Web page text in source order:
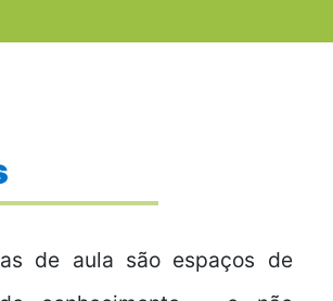
de aula são espaços de